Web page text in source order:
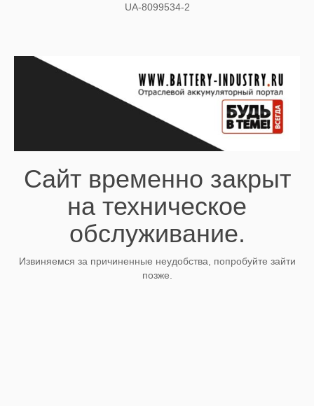
UA-8099534-2
Сайт временно закрыт
на техническое
обслуживание.
Извиняемся за причиненные неудобства, попробуйте зайти
позже.